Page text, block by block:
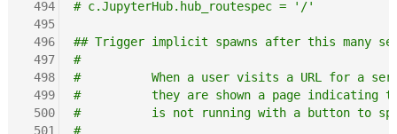
494
495
496
497
498
499
500
501
# c.JupyterHub.hub_routespec = '/'
## Trigger implicit spawns after this many
#
#          When a user visits a URL for a
#          they are shown a page indicating
#          is not running with a button to
#